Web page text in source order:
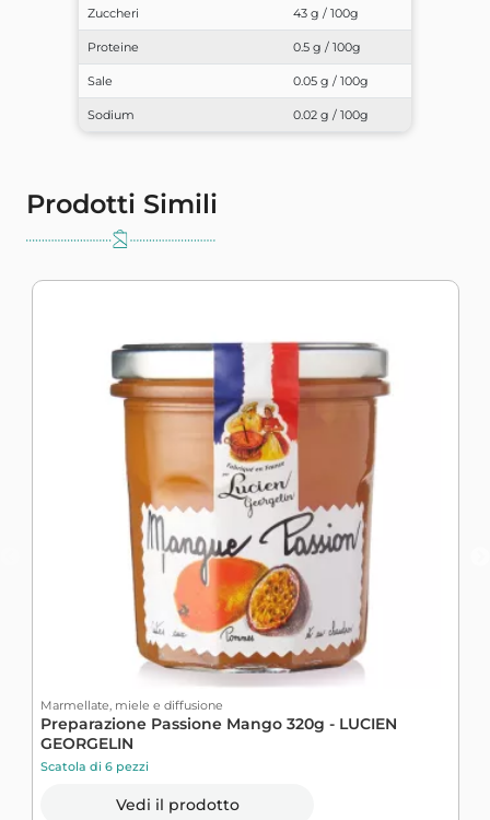
Zuccheri 43 g / 100g
Proteine 0.5 g / 100g
Sale 0.05 g / 100g
Sodium 0.02 g / 100g
Prodotti Simili
Marmellate, miele e diffusione
Preparazione Passione Mango 320g - LUCIEN
GEORGELIN
Scatola di 6 pezzi
Vedi il prodotto